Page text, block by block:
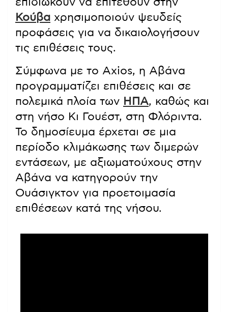
Κούβα χρησιμοποιούν ψευδείς
προφάσεις για να δικαιολογήσουν
τις επιθέσεις τους.
Σύμφωνα με το Axios, η Αβάνα
προγραμματίζει επιθέσεις και σε
πολεμικά πλοία των ΗΠΑ, καθώς και
στη νήσο Κι Γουέστ, στη Φλόριντα.
Το δημοσίευμα έρχεται σε μια
περίοδο κλιμάκωσης των διμερών
εντάσεων, με αξιωματούχους στην
Αβάνα να κατηγορούν την
Ουάσιγκτον για προετοιμασία
επιθέσεων κατά της νήσου.